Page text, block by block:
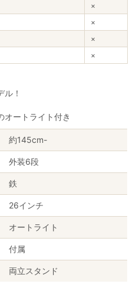
×
×
×
×
！
オートライト付き
約145cm-
外装6段
鉄
26インチ
オートライト
付属
両立スタンド